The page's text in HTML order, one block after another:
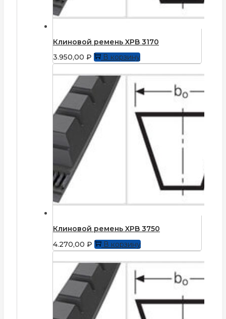
Клиновой ремень XPB 3170
3.950,00 ₽ В корзину
Клиновой ремень XPB 3750
4.270,00 ₽ В корзину